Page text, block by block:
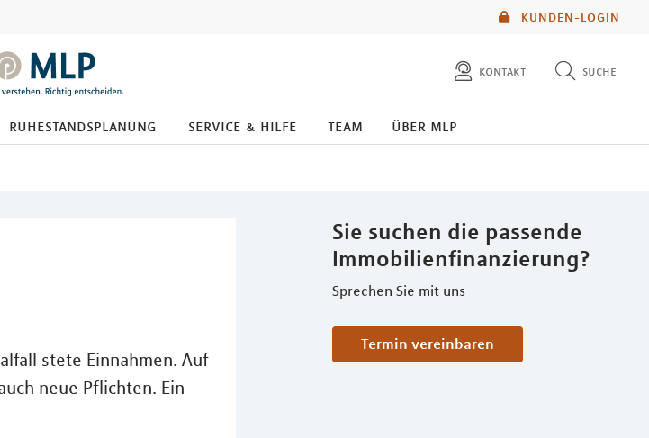
KUNDEN-LOGIN
kontakt suche
diese website durchsuchen
ruhestandsplanung service & hilfe team über mlp
stete Einnahmen. Auf
neue Pflichten. Ein
Sie suchen die passende
Immobilienfinanzierung?
Sprechen Sie mit uns
Termin vereinbaren